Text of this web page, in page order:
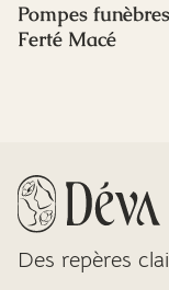
Pompes
Ferté Macé
Des repères